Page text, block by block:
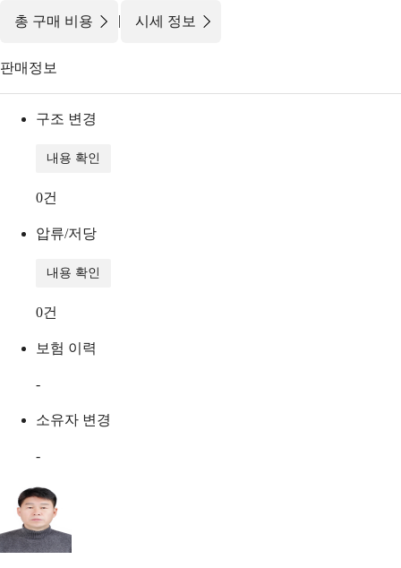
총 구매 비용 | 시세 정보
판매정보
구조 변경
내용 확인
0건
압류/저당
내용 확인
0건
보험 이력
-
소유자 변경
-